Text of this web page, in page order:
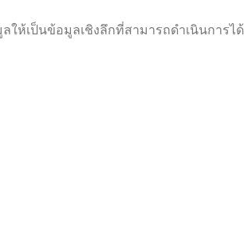
ให้เป็นข้อมูลเชิงลึกที่สามารถดำเนินการได้